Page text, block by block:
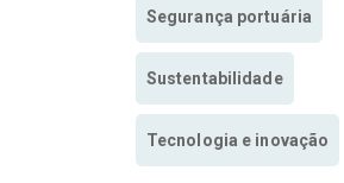
Segurança portuária
Sustentabilidade
Tecnologia e inovação